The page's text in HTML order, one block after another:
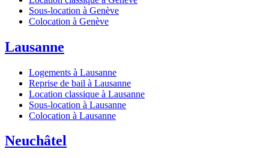
Sous-location à Genève
Colocation à Genève
Lausanne
Logements à Lausanne
Reprise de bail à Lausanne
Location classique à Lausanne
Sous-location à Lausanne
Colocation à Lausanne
Neuchâtel